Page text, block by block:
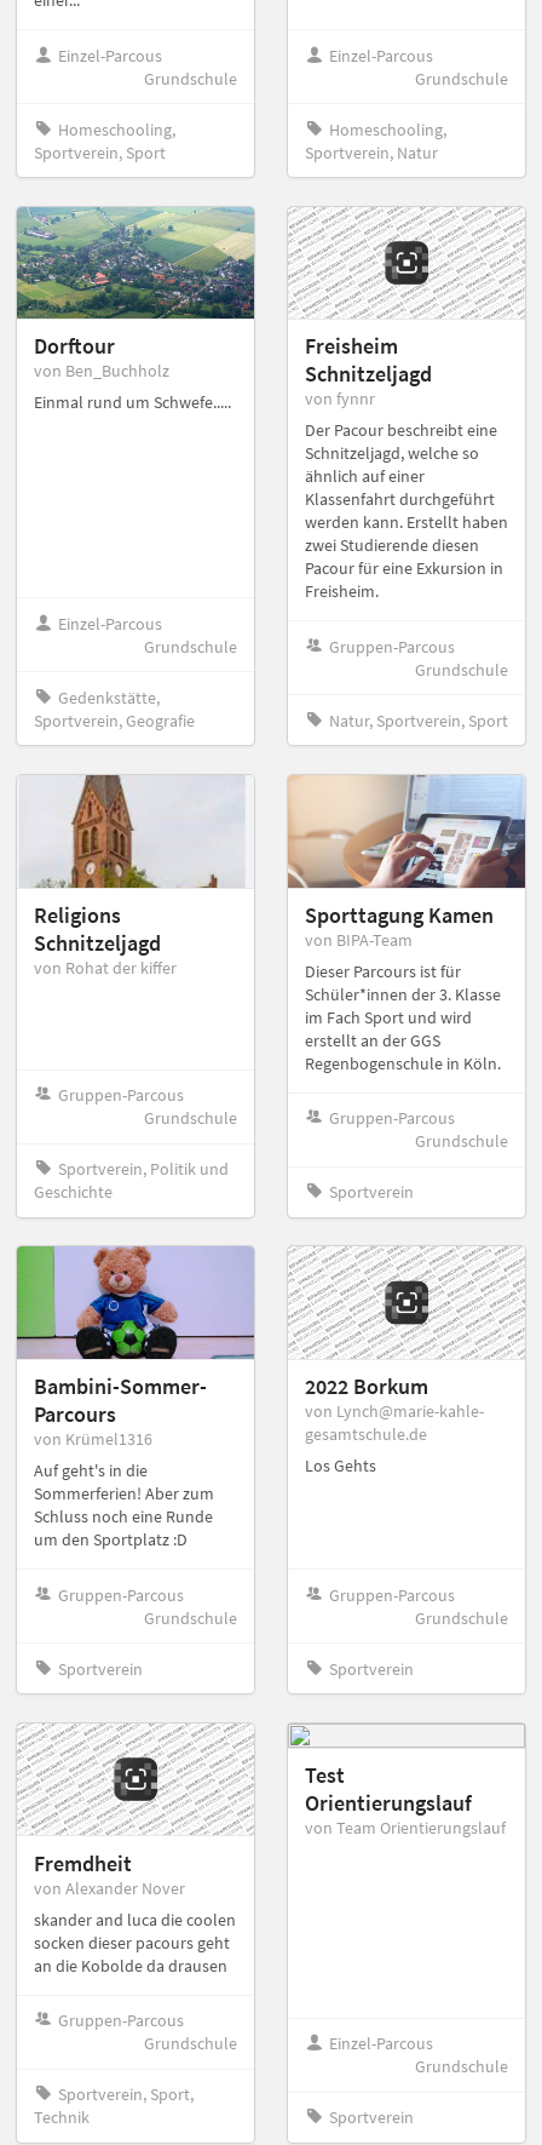
Einzel-Parcous
Grundschule
Homeschooling,
Sportverein, Sport
Einzel-Parcous
Grundschule
Homeschooling,
Sportverein, Natur
Dorftour
von Ben_Buchholz
Einmal rund um Schwefe.....
Einzel-Parcous
Grundschule
Gedenkstätte,
Sportverein, Geografie
Freisheim
Schnitzeljagd
von fynnr
Der Pacour beschreibt eine
Schnitzeljagd, welche so
ähnlich auf einer
Klassenfahrt durchgeführt
werden kann. Erstellt haben
zwei Studierende diesen
Pacour für eine Exkursion in
Freisheim.
Gruppen-Parcous
Grundschule
Natur, Sportverein, Sport
Religions
Schnitzeljagd
von Rohat der kiffer
Gruppen-Parcous
Grundschule
Sportverein, Politik und
Geschichte
Sporttagung Kamen
von BIPA-Team
Dieser Parcours ist für
Schüler*innen der 3. Klasse
im Fach Sport und wird
erstellt an der GGS
Regenbogenschule in Köln.
Gruppen-Parcous
Grundschule
Sportverein
Bambini-Sommer-
Parcours
von Krümel1316
Auf geht's in die
Sommerferien! Aber zum
Schluss noch eine Runde
um den Sportplatz :D
Gruppen-Parcous
Grundschule
Sportverein
2022 Borkum
von Lynch@marie-kahle-
gesamtschule.de
Los Gehts
Gruppen-Parcous
Grundschule
Sportverein
Fremdheit
von Alexander Nover
skander and luca die coolen
socken dieser pacours geht
an die Kobolde da drausen
Gruppen-Parcous
Grundschule
Sportverein, Sport,
Technik
Test
Orientierungslauf
von Team Orientierungslauf
Einzel-Parcous
Grundschule
Sportverein